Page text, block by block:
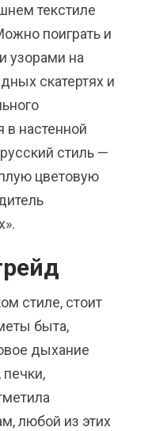
текстиле
поиграть и
узорами на
скатертях и
в настенной
стиль —
цветовую
стиле, стоит
быта,
дыхание
печки,
любой из этих